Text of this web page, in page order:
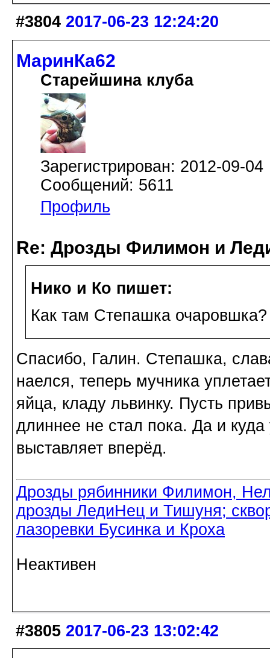
#3804 2017-06-23 12:24:20
МаринКа62
Старейшина клуба
Зарегистрирован: 2012-09-04
Сообщений: 5611
Профиль
Re: Дрозды Филимон и
Нико и Ко пишет:
Как там Степашка
Спасибо, Галин. Степашка,
наелся, теперь мучника
яйца, кладу львинку. Пусть
длиннее не стал пока. Да и
выставляет вперёд.
Дрозды рябинники Филимон,
дрозды ЛедиНец и Тишуня;
лазоревки Бусинка и Кроха
Неактивен
#3805 2017-06-23 13:02:42